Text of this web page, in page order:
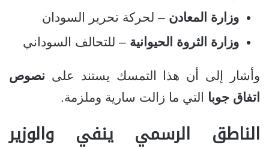
وزارة المعادن – لحركة تحرير السودان
وزارة الثروة الحيوانية – للتحالف السوداني
وأشار إلى أن هذا التمسك يستند على نصوص
اتفاق جوبا التي ما زالت سارية وملزمة.
الناطق الرسمي ينفي والوزير